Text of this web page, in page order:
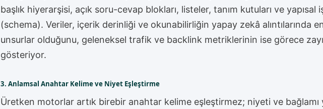
başlık hiyerarşisi, açık soru-cevap blokları, listeler, tanım kutuları ve yapısal
(schema). Veriler, içerik derinliği ve okunabilirliğin yapay zekâ alıntılarında
unsurlar olduğunu, geleneksel trafik ve backlink metriklerinin ise görece
gösteriyor.
3. Anlamsal Anahtar Kelime ve Niyet Eşleştirme
Üretken motorlar artık birebir anahtar kelime eşleştirmez; niyeti ve bağlamı